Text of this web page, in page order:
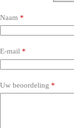
Naam *
E-mail *
Uw beoordeling *